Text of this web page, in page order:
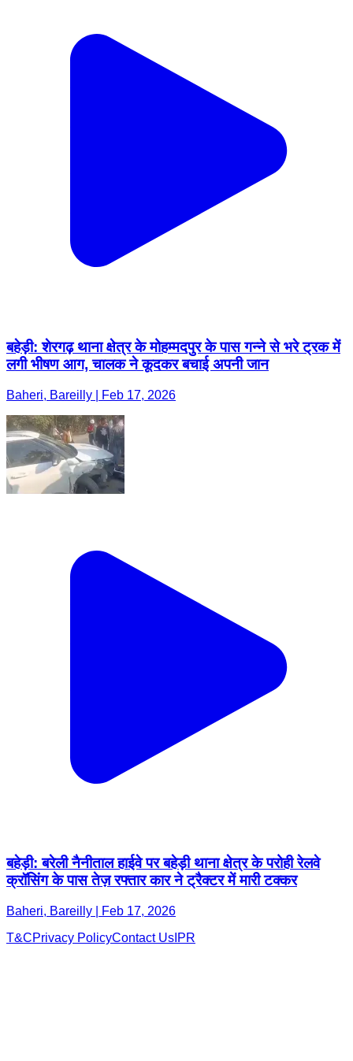
बहेड़ी: शेरगढ़ थाना क्षेत्र के मोहम्मदपुर के पास गन्ने से भरे ट्रक में
लगी भीषण आग, चालक ने कूदकर बचाई अपनी जान
Baheri, Bareilly | Feb 17, 2026
बहेड़ी: बरेली नैनीताल हाईवे पर बहेड़ी थाना क्षेत्र के परोही रेलवे
क्रॉसिंग के पास तेज़ रफ्तार कार ने ट्रैक्टर में मारी टक्कर
Baheri, Bareilly | Feb 17, 2026